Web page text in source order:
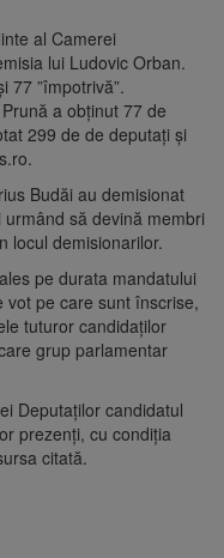
al Camerei
lui Ludovic Orban.
77 ”împotrivă”.
a obţinut 77 de
299 de de deputaţi şi
Budăi au demisionat
să devină membri
locul demisionarilor.
pe durata mandatului
pe care sunt înscrise,
tuturor candidaţilor
grup parlamentar
Deputaţilor candidatul
prezenţi, cu condiţia
citată.